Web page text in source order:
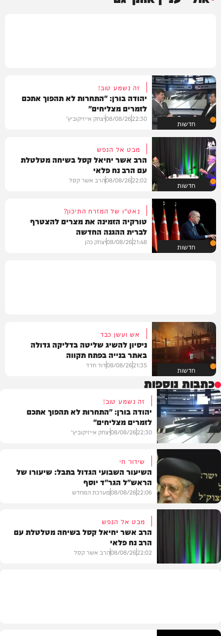
חדשות
זה נשמע טוב!
יהודה בורן: "התחרות לא תהפוך אתכם
לזמרים מצליחים"
22:30
08/08/26יצחק אייזיקוביץ'
חדשות
מבט אל הנפש
הרב אשר יחיאל קסל בשיחה מטלטלת
עם הרב נח פלאי
22:02
08/08/26הרב אשר קסל
חדשות
נאט"ו של המזרח התיכון?
טורקיה הזמינה את מצרים להצטרף
לברית ההגנה החדשה
21:48
08/08/26יצחק כהן
חדשות
אש ועשן כבד
ניסיון להשיג שליטה בדליקה גדולה
באתר בנייה בפתח תקווה
21:35
08/08/26דוד חדד
כתבות נוספות
חדשות
זה נשמע טוב!
יהודה בורן: "התחרות לא תהפוך אתכם
לזמרים מצליחים"
22:30
08/08/26יצחק אייזיקוביץ'
וידאו
שידור חי
השיעור השבועי הגדול בתבל: שיעורו של
הראש"ל הגר"ד יוסף
22:06
08/08/26מערכת המחדש
מבט אל הנפש
הרב אשר יחיאל קסל בשיחה מטלטלת עם
הרב נח פלאי
22:02
08/08/26הרב אשר קסל